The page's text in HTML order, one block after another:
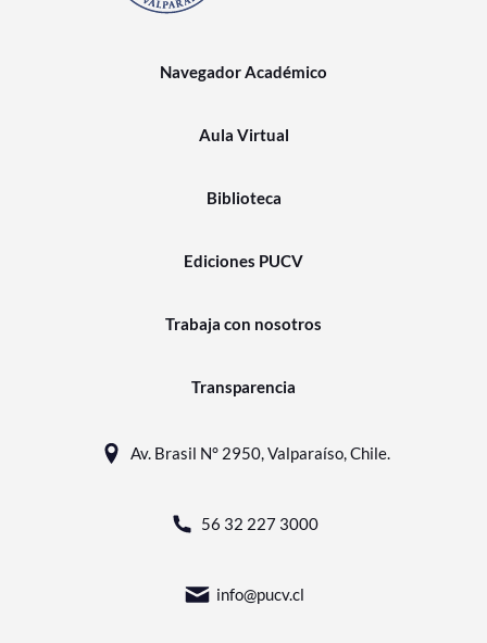
Navegador Académico
Aula Virtual
Biblioteca
Ediciones PUCV
Trabaja con nosotros
Transparencia
Av. Brasil N° 2950, Valparaíso, Chile.
56 32 227 3000
info@pucv.cl